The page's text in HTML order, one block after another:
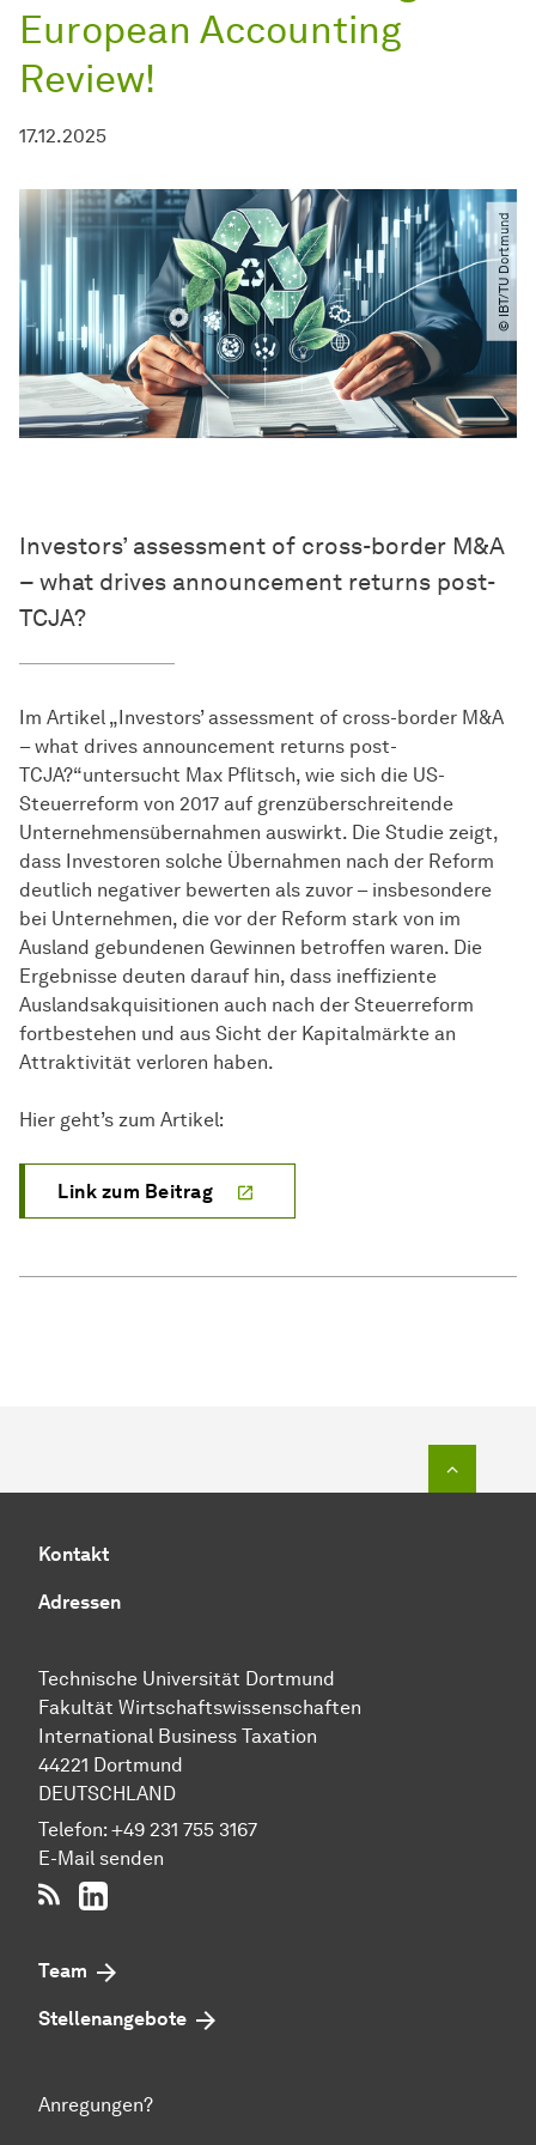
European Accounting
Review!
17.12.2025
© IBT​/​TU Dortmund
Investors’ assessment of cross-border M&A
– what drives announcement returns post-
TCJA?
Im Artikel „Investors’ assessment of cross-border M&A
– what drives announcement returns post-
TCJA?“untersucht Max Pflitsch, wie sich die US-
Steuerreform von 2017 auf grenzüberschreitende
Unternehmensübernahmen auswirkt. Die Studie zeigt,
dass Investoren solche Übernahmen nach der Reform
deutlich negativer bewerten als zuvor – insbesondere
bei Unternehmen, die vor der Reform stark von im
Ausland gebundenen Gewinnen betroffen waren. Die
Ergebnisse deuten darauf hin, dass ineffiziente
Auslandsakquisitionen auch nach der Steuerreform
fortbestehen und aus Sicht der Kapitalmärkte an
Attraktivität verloren haben.
Hier geht’s zum Artikel:
Link zum Beitrag
Kontakt
Adressen
Technische Uni­ver­si­tät Dort­mund
Fakultät Wirtschafts­wissen­schaften
International Business Taxation
44221 Dort­mund
DEUTSCHLAND
Telefon: +49 231 755 3167
E-Mail senden
RSS-Feed
LinkedIn
Team
Stellenangebote
Anregungen?